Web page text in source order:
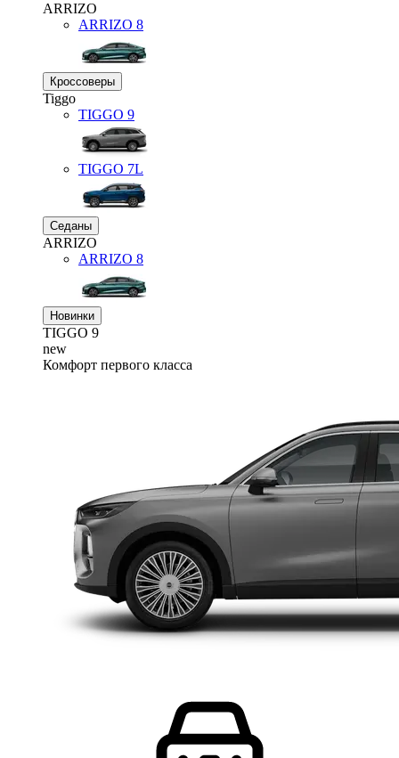
ARRIZO
ARRIZO 8
Кроссоверы
Tiggo
TIGGO 9
TIGGO 7L
Седаны
ARRIZO
ARRIZO 8
Новинки
TIGGO 9
new
Комфорт первого класса